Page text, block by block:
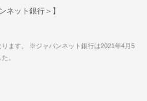
ネット銀行＞】
ます。 ※ジャパンネット銀行は2021年4月5
。